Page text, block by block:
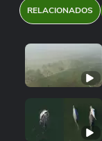
RELACIONADOS